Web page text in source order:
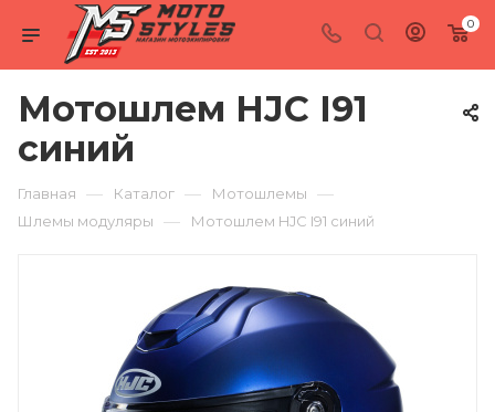
0
Мотошлем HJC I91
синий
Главная — Каталог — Мотошлемы —
Шлемы модуляры — Мотошлем HJC I91 синий